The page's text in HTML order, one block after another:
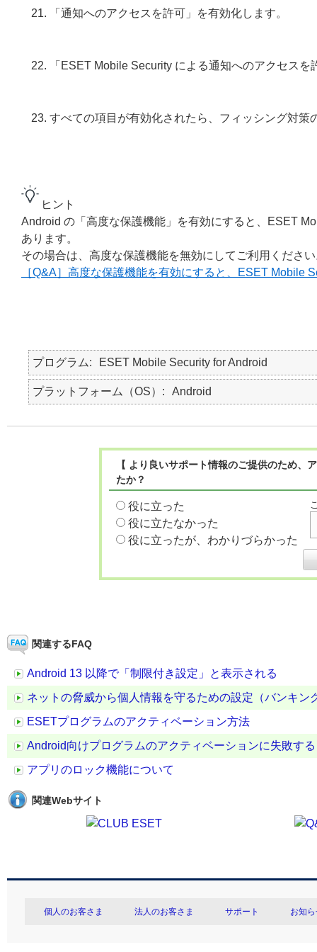
「通知へのアクセスを許可」を有効化します。
「ESET Mobile Security による通知へのアクセス
すべての項目が有効化されたら、フィッシング対策
ヒント
Android の「高度な保護機能」を有効にすると、ESET
あります。
その場合は、高度な保護機能を無効にしてご利用くださ
［Q&A］高度な保護機能を有効にすると、ESET Mobile
プログラム ESET Mobile Security for Android
プラットフォーム（OS） Android
【 より良いサポート情報のご提供のため
たか？
役に立った
役に立たなかった
役に立ったが、わかりづらかった
関連するFAQ
Android 13 以降で「制限付き設定」と表示される
ネットの脅威から個人情報を守るための設定（バンキ
ESETプログラムのアクティベーション方法
Android向けプログラムのアクティベーションに失敗する
アプリのロック機能について
関連Webサイト
個人のお客さま 法人のお客さま サポート お知